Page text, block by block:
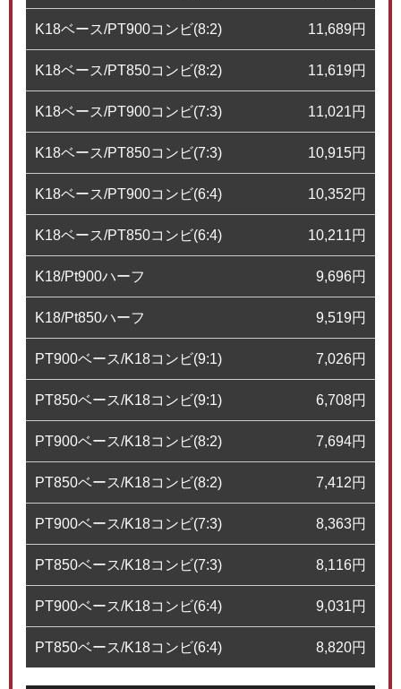
K18ベース/PT900コンビ(8:2) 11,689円
K18ベース/PT850コンビ(8:2) 11,619円
K18ベース/PT900コンビ(7:3) 11,021円
K18ベース/PT850コンビ(7:3) 10,915円
K18ベース/PT900コンビ(6:4) 10,352円
K18ベース/PT850コンビ(6:4) 10,211円
K18/Pt900ハーフ 9,696円
K18/Pt850ハーフ 9,519円
PT900ベース/K18コンビ(9:1) 7,026円
PT850ベース/K18コンビ(9:1) 6,708円
PT900ベース/K18コンビ(8:2) 7,694円
PT850ベース/K18コンビ(8:2) 7,412円
PT900ベース/K18コンビ(7:3) 8,363円
PT850ベース/K18コンビ(7:3) 8,116円
PT900ベース/K18コンビ(6:4) 9,031円
PT850ベース/K18コンビ(6:4) 8,820円